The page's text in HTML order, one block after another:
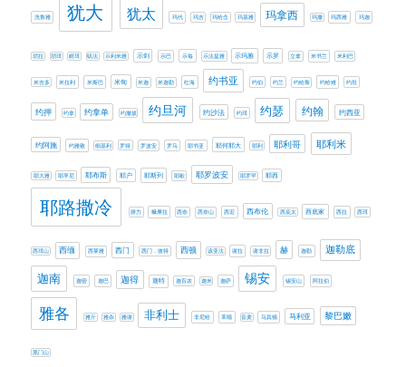
洗鲁雅 犹大 犹太 玛代 玛吉 玛哈念 玛基雅 玛拿西 玛撒 玛西雅 玛迦
琐拉 琐珥 睚珥 矶法 示利米雅 示剑 示巴 示每 示法提雅 示玛雅 示罗 立拿 米书兰 米利巴
米吉多 米拉利 米斯巴 米甸 米迦 米迦勒 红海 约书亚 约伯 约兰 约哈斯 约哈难 约坦
约押 约拿 约拿单 约撒拔 约旦河 约沙法 约珥 约瑟 约翰 约西亚
约阿施 约雅敬 细基利 罗得 罗波安 罗马 耶书亚 耶何耶大 耶利 耶利哥 耶利米
耶大雅 耶孚尼 耶布斯 耶户 耶斯列 耶歇 耶罗波安 耶罗罕 耶西
耶路撒冷 腓力 蛾摩拉 西奈 西奈山 西宏 西布伦 西庇太 西底家 西拉 西珥
西珥山 西缅 西莱雅 西门 西门．彼得 西顿 该亚法 谢拉 谢非拉 赫 迦勒 迦勒底
迦南 迦密 迦巴 迦得 迦特 迦百农 迦米 迦萨 锡安 锡安山 阿拉伯
雅各 雅斤 雅杂 雅谢 非利士 非尼哈 革顺 音麦 马其顿 马利亚 黎巴嫩
黑门山